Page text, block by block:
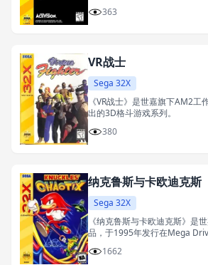
363
VR战士
Sega 32X
《VR战士》是世嘉旗下AM2
出的3D格斗游戏系列。
380
纳克鲁斯与卡欧迪克斯
Sega 32X
《纳克鲁斯与卡欧迪克斯》是
品，于1995年发行在Mega
1662